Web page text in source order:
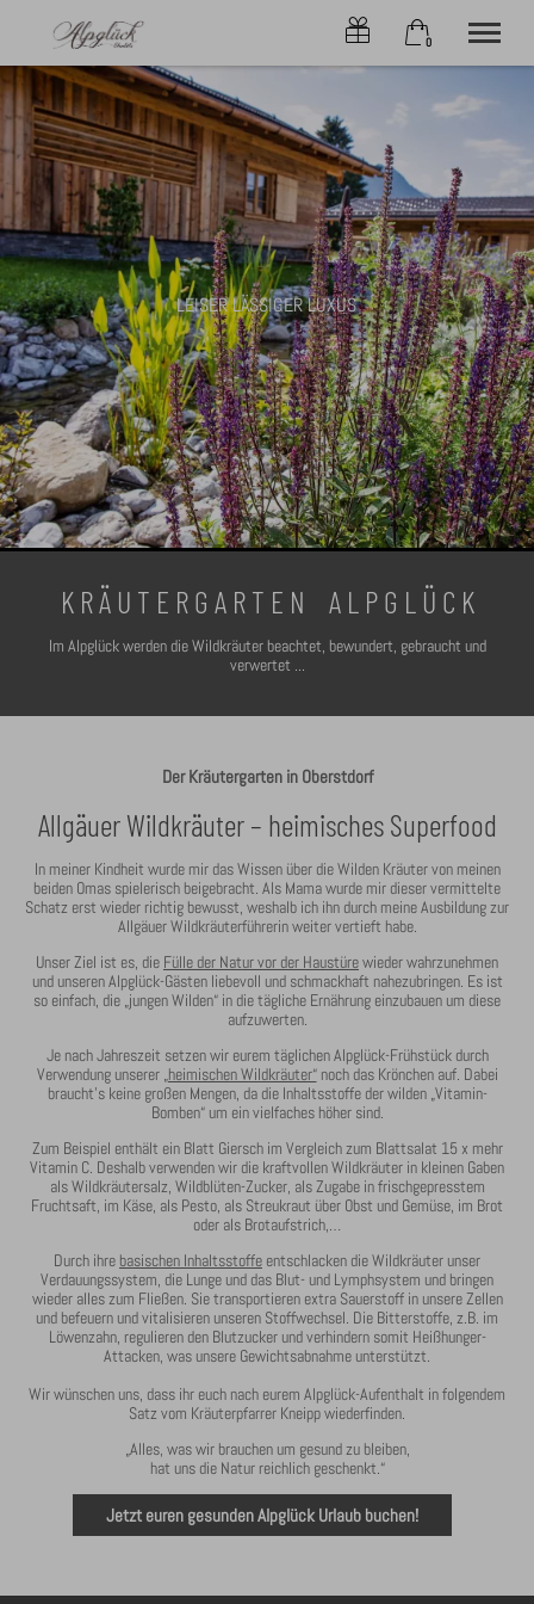
Ohne Zeitraum
Beliebige Personenzahl
CHALETs
ONLINE-BUCHEN
SERVICE
ANGEBOTE
ALPLIEBE
KONTAKT
OBERSTDORF
Tel. +49 8322 6797
0
Warenkorb ist leer
LEISER LÄSSIGER LUXUS
K R Ä U T E R G A R T E N A L P G L Ü C K
Im Alpglück werden die Wildkräuter beachtet, bewundert, gebraucht und
verwertet ...
Der Kräutergarten in Oberstdorf
Allgäuer Wildkräuter – heimisches Superfood
In meiner Kindheit wurde mir das Wissen über die Wilden Kräuter von meinen
beiden Omas spielerisch beigebracht. Als Mama wurde mir dieser vermittelte
Schatz erst wieder richtig bewusst, weshalb ich ihn durch meine Ausbildung zur
Allgäuer Wildkräuterführerin weiter vertieft habe.
Unser Ziel ist es, die Fülle der Natur vor der Haustürewieder wahrzunehmen
und unseren Alpglück-Gästen liebevoll und schmackhaft nahezubringen. Es ist
so einfach, die „jungen Wilden“ in die tägliche Ernährung einzubauen um diese
aufzuwerten.
Je nach Jahreszeit setzen wir eurem täglichen Alpglück-Frühstück durch
Verwendung unserer „heimischen Wildkräuter“noch das Krönchen auf. Dabei
braucht’s keine großen Mengen, da die Inhaltsstoffe der wilden „Vitamin-
Bomben“ um ein vielfaches höher sind.
Zum Beispiel enthält ein Blatt Giersch im Vergleich zum Blattsalat 15 x mehr
Vitamin C. Deshalb verwenden wir die kraftvollen Wildkräuter in kleinen Gaben
als Wildkräutersalz, Wildblüten-Zucker, als Zugabe in frischgepresstem
Fruchtsaft, im Käse, als Pesto, als Streukraut über Obst und Gemüse, im Brot
oder als Brotaufstrich,…
Durch ihre basischen Inhaltsstoffe entschlacken die Wildkräuter unser
Verdauungssystem, die Lunge und das Blut- und Lymphsystem und bringen
wieder alles zum Fließen. Sie transportieren extra Sauerstoff in unsere Zellen
und befeuern und vitalisieren unseren Stoffwechsel. Die Bitterstoffe, z.B. im
Löwenzahn, regulieren den Blutzucker und verhindern somit Heißhunger-
Attacken, was unsere Gewichtsabnahme unterstützt.
Wir wünschen uns, dass ihr euch nach eurem Alpglück-Aufenthalt in folgendem
Satz vom Kräuterpfarrer Kneipp wiederfinden.
„Alles, was wir brauchen um gesund zu bleiben,
hat uns die Natur reichlich geschenkt.“
Jetzt euren gesunden Alpglück Urlaub buchen!